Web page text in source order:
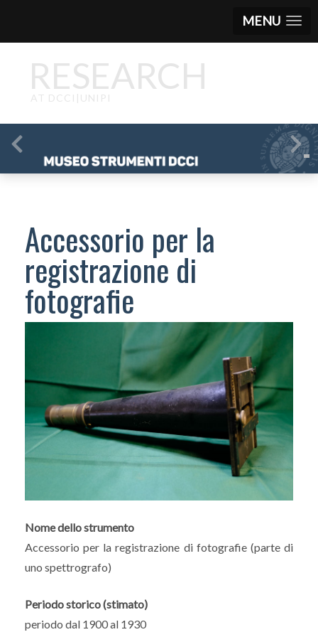
MENU
RESEARCH
AT DCCI|UNIPI
Accessorio per la
registrazione di
fotografie
Nome dello strumento
Accessorio per la registrazione di fotografie (parte di
uno spettrografo)
Periodo storico (stimato)
periodo dal 1900 al 1930